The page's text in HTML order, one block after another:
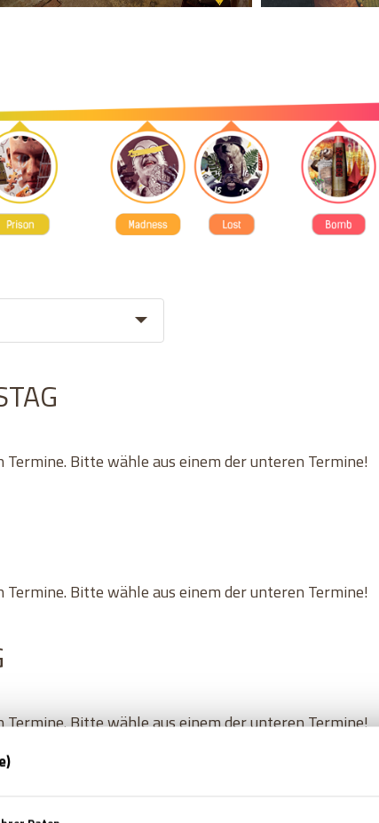
Bitte wähle aus einem der unteren Termine!
Bitte wähle aus einem der unteren Termine!
Bitte wähle aus einem der unteren Termine!